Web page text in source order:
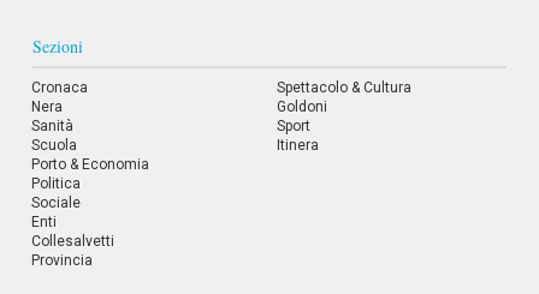
ù
r
i
n
c
i
p
a
l
e
V
Sezioni
Cronaca
Nera
Sanità
Scuola
Porto & Economia
Politica
Sociale
Enti
Collesalvetti
Provincia
Spettacolo & Cultura
Goldoni
Sport
Itinera